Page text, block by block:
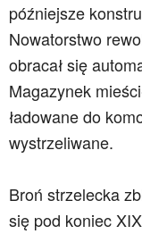
późniejsze
Nowatorstwo
obracał się
Magazynek
ładowane do
wystrzeliwane.
Broń strzelecka
się pod koniec